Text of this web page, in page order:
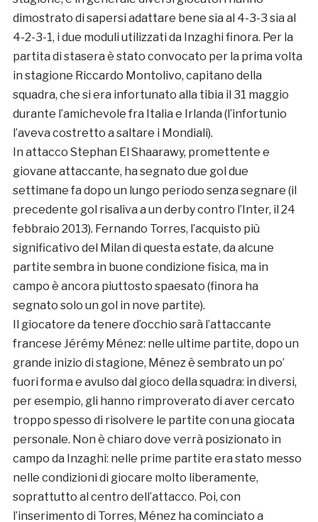
dimostrato di sapersi adattare bene sia al 4-3-3 sia al
4-2-3-1, i due moduli utilizzati da Inzaghi finora. Per la
partita di stasera è stato convocato per la prima volta
in stagione Riccardo Montolivo, capitano della
squadra, che si era infortunato alla tibia il 31 maggio
durante l’amichevole fra Italia e Irlanda (l’infortunio
l’aveva costretto a saltare i Mondiali).
In attacco Stephan El Shaarawy, promettente e
giovane attaccante, ha segnato due gol due
settimane fa dopo un lungo periodo senza segnare (il
precedente gol risaliva a un derby contro l’Inter, il 24
febbraio 2013). Fernando Torres, l’acquisto più
significativo del Milan di questa estate, da alcune
partite sembra in buone condizione fisica, ma in
campo è ancora piuttosto spaesato (finora ha
segnato solo un gol in nove partite).
Il giocatore da tenere d’occhio sarà l’attaccante
francese Jérémy Ménez: nelle ultime partite, dopo un
grande inizio di stagione, Ménez è sembrato un po’
fuori forma e avulso dal gioco della squadra: in diversi,
per esempio, gli hanno rimproverato di aver cercato
troppo spesso di risolvere le partite con una giocata
personale. Non è chiaro dove verrà posizionato in
campo da Inzaghi: nelle prime partite era stato messo
nelle condizioni di giocare molto liberamente,
soprattutto al centro dell’attacco. Poi, con
l’inserimento di Torres, Ménez ha cominciato a